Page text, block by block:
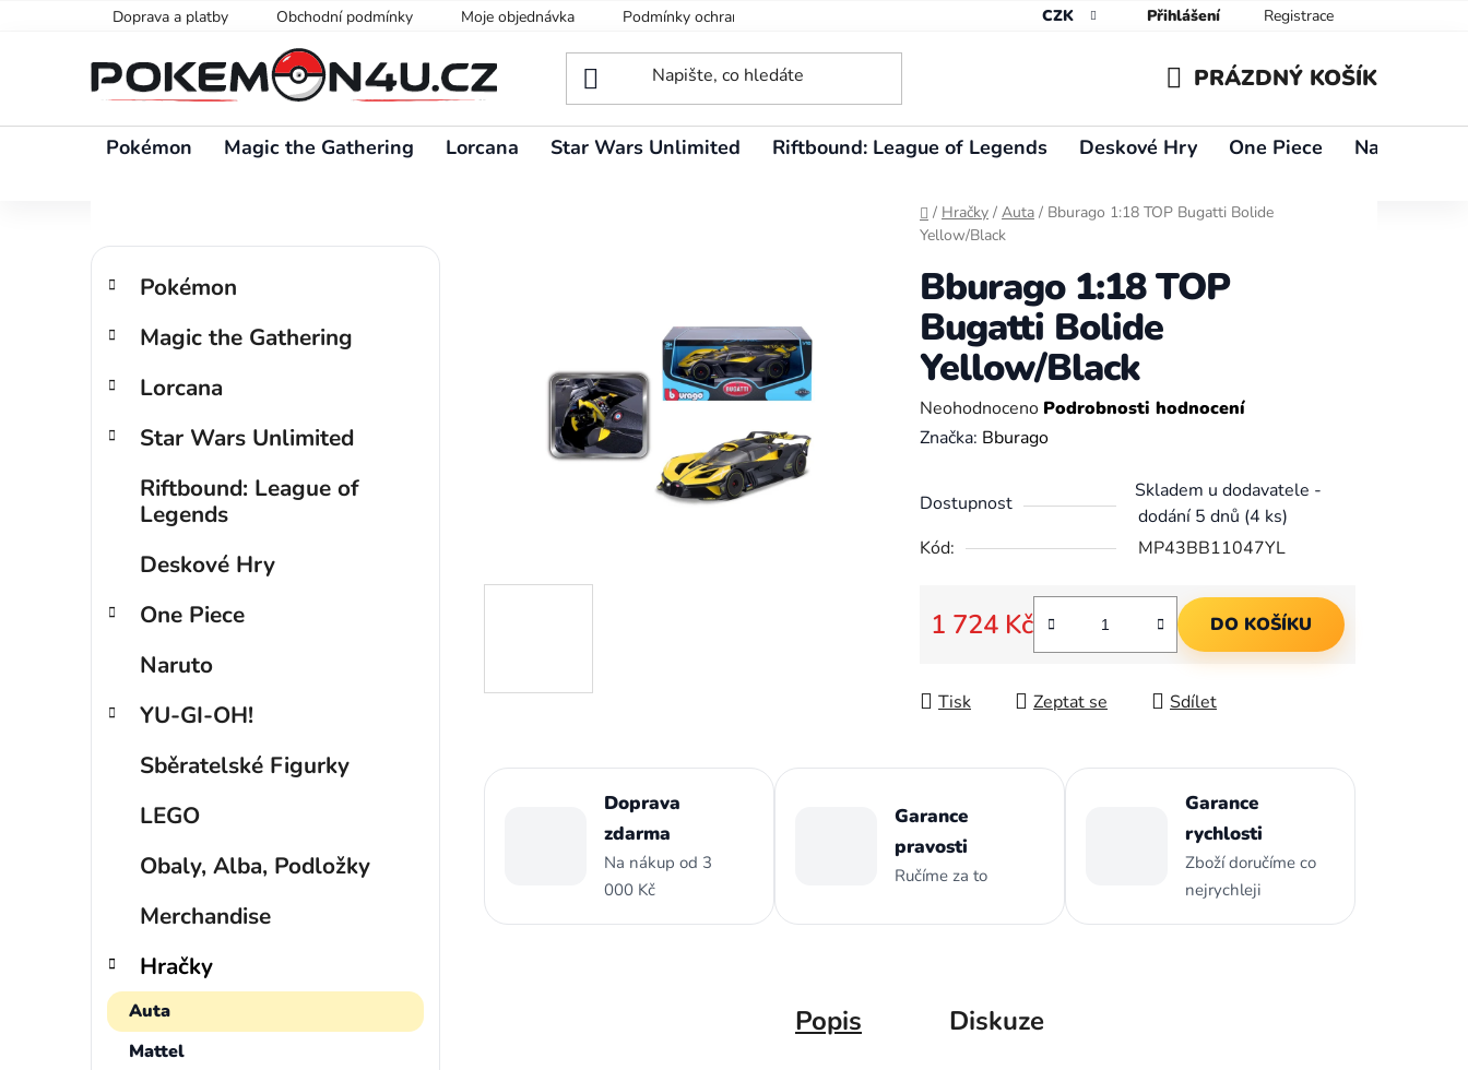
Doprava a platby Obchodní podmínky Moje objednávka Podmínky ochrany osobních údajů CZK Přihlášení Registrace
KOŠÍK
PRÁZDNÝ KOŠÍK
Pokémon Magic the Gathering Lorcana Star Wars Unlimited Riftbound: League of Legends Deskové Hry One Piece Naruto
Domů
/ Hračky / Auta / Bburago 1:18 TOP Bugatti Bolide
Yellow/Black
P Přeskočit
kategorie
K
a
e
o
i
Pokémon
Magic the Gathering
Lorcana
Star Wars Unlimited
Riftbound: League of
Legends
Deskové Hry
One Piece
Naruto
YU-GI-OH!
Sběratelské Figurky
LEGO
Obaly, Alba, Podložky
Merchandise
Hračky
Auta
Mattel
Bburago 1:18 TOP
Bugatti Bolide
Yellow/Black
Průměrné
hodnocení
je
z
hvězdiček.
Neohodnoceno Podrobnosti hodnocení
Značka: Bburago
Dostupnost
Skladem u dodavatele -
dodání 5 dnů (4 ks)
Kód:
MP43BB11047YL
1 724 Kč DO KOŠÍKU
Tisk Zeptat se Sdílet
Doprava
zdarma
Na nákup od 3
000 Kč
Garance
pravosti
Ručíme za to
Garance
rychlosti
Zboží doručíme co
nejrychleji
Popis Diskuze